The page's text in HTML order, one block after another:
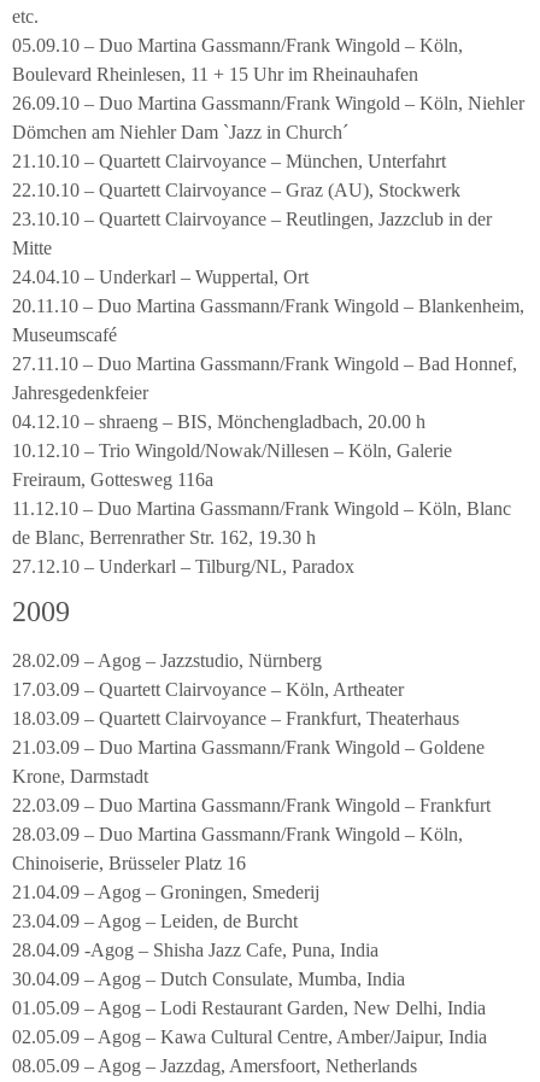
etc.
05.09.10 – Duo Martina Gassmann/Frank Wingold – Köln,
Boulevard Rheinlesen, 11 + 15 Uhr im Rheinauhafen
26.09.10 – Duo Martina Gassmann/Frank Wingold – Köln, Niehler
Dömchen am Niehler Dam `Jazz in Church´
21.10.10 – Quartett Clairvoyance – München, Unterfahrt
22.10.10 – Quartett Clairvoyance – Graz (AU), Stockwerk
23.10.10 – Quartett Clairvoyance – Reutlingen, Jazzclub in der
Mitte
24.04.10 – Underkarl – Wuppertal, Ort
20.11.10 – Duo Martina Gassmann/Frank Wingold – Blankenheim,
Museumscafé
27.11.10 – Duo Martina Gassmann/Frank Wingold – Bad Honnef,
Jahresgedenkfeier
04.12.10 – shraeng – BIS, Mönchengladbach, 20.00 h
10.12.10 – Trio Wingold/Nowak/Nillesen – Köln, Galerie
Freiraum, Gottesweg 116a
11.12.10 – Duo Martina Gassmann/Frank Wingold – Köln, Blanc
de Blanc, Berrenrather Str. 162, 19.30 h
27.12.10 – Underkarl – Tilburg/NL, Paradox
2009
28.02.09 – Agog – Jazzstudio, Nürnberg
17.03.09 – Quartett Clairvoyance – Köln, Artheater
18.03.09 – Quartett Clairvoyance – Frankfurt, Theaterhaus
21.03.09 – Duo Martina Gassmann/Frank Wingold – Goldene
Krone, Darmstadt
22.03.09 – Duo Martina Gassmann/Frank Wingold – Frankfurt
28.03.09 – Duo Martina Gassmann/Frank Wingold – Köln,
Chinoiserie, Brüsseler Platz 16
21.04.09 – Agog – Groningen, Smederij
23.04.09 – Agog – Leiden, de Burcht
28.04.09 -Agog – Shisha Jazz Cafe, Puna, India
30.04.09 – Agog – Dutch Consulate, Mumba, India
01.05.09 – Agog – Lodi Restaurant Garden, New Delhi, India
02.05.09 – Agog – Kawa Cultural Centre, Amber/Jaipur, India
08.05.09 – Agog – Jazzdag, Amersfoort, Netherlands